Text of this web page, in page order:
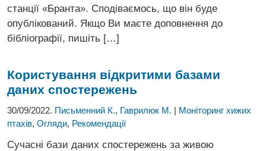
станції «Бранта». Сподіваємось, що він буде
опублікований. Якщо Ви маєте доповнення до
бібліографії, пишіть […]
Користування відкритими базами
даних спостережень
30/09/2022. Письменний К., Гаврилюк М. | Моніторинг хижих
птахів, Огляди, Рекомендації
Сучасні бази даних спостережень за живою